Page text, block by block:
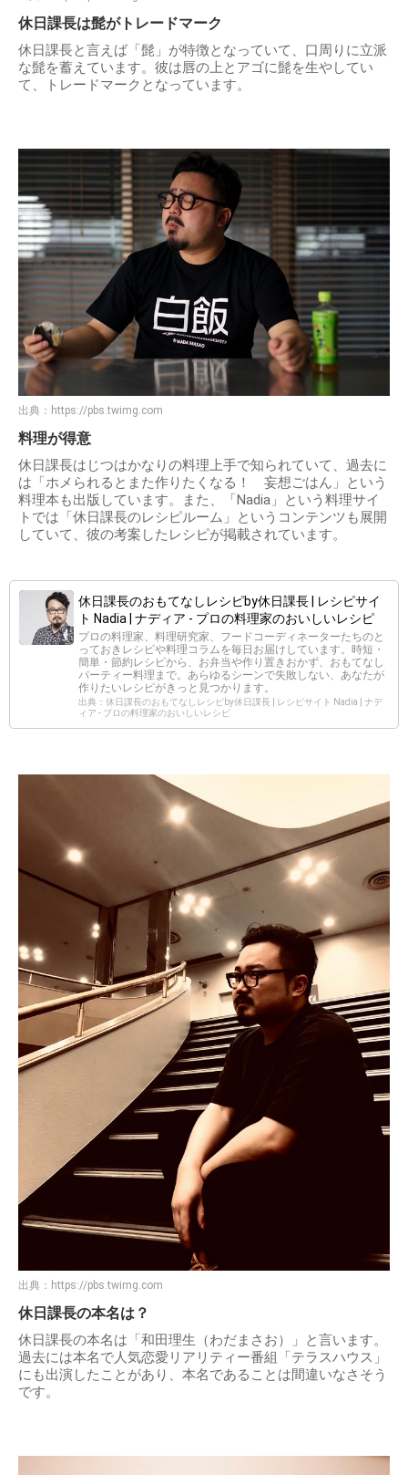
休日課長は髭がトレードマーク
休日課長と言えば「髭」が特徴となっていて、口周りに立派
な髭を蓄えています。彼は唇の上とアゴに髭を生やしてい
て、トレードマークとなっています。
出典： https://pbs.twimg.com
料理が得意
休日課長はじつはかなりの料理上手で知られていて、過去に
は「ホメられるとまた作りたくなる！ 妄想ごはん」という
料理本も出版しています。また、「Nadia」という料理サイ
トでは「休日課長のレシピルーム」というコンテンツも展開
していて、彼の考案したレシピが掲載されています。
休日課長のおもてなしレシピby休日課長 | レシピサイ
ト Nadia | ナディア - プロの料理家のおいしいレシピ
プロの料理家、料理研究家、フードコーディネーターたちのと
っておきレシピや料理コラムを毎日お届けしています。時短・
簡単・節約レシピから、お弁当や作り置きおかず、おもてなし
パーティー料理まで。あらゆるシーンで失敗しない、あなたが
作りたいレシピがきっと見つかります。
出典：休日課長のおもてなしレシピby休日課長 | レシピサイト Nadia | ナデ
ィア - プロの料理家のおいしいレシピ
出典： https://pbs.twimg.com
休日課長の本名は？
休日課長の本名は「和田理生（わだまさお）」と言います。
過去には本名で人気恋愛リアリティー番組「テラスハウス」
にも出演したことがあり、本名であることは間違いなさそう
です。